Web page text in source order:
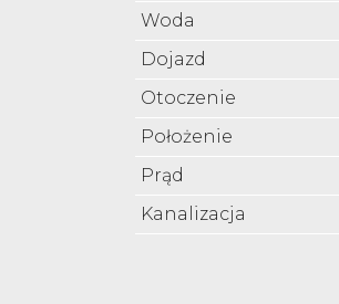
Woda
Dojazd
Otoczenie
Położenie
Prąd
Kanalizacja